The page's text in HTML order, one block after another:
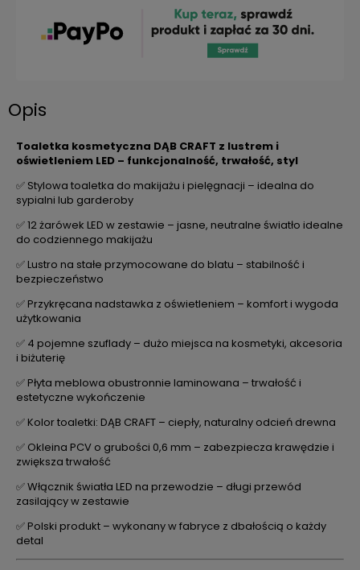
Opis
Toaletka kosmetyczna DĄB CRAFT z lustrem i
oświetleniem LED – funkcjonalność, trwałość, styl
✅ Stylowa toaletka do makijażu i pielęgnacji – idealna do
sypialni lub garderoby
✅ 12 żarówek LED w zestawie – jasne, neutralne światło idealne
do codziennego makijażu
✅ Lustro na stałe przymocowane do blatu – stabilność i
bezpieczeństwo
✅ Przykręcana nadstawka z oświetleniem – komfort i wygoda
użytkowania
✅ 4 pojemne szuflady – dużo miejsca na kosmetyki, akcesoria
i biżuterię
✅ Płyta meblowa obustronnie laminowana – trwałość i
estetyczne wykończenie
✅ Kolor toaletki: DĄB CRAFT – ciepły, naturalny odcień drewna
✅ Okleina PCV o grubości 0,6 mm – zabezpiecza krawędzie i
zwiększa trwałość
✅ Włącznik światła LED na przewodzie – długi przewód
zasilający w zestawie
✅ Polski produkt – wykonany w fabryce z dbałością o każdy
detal